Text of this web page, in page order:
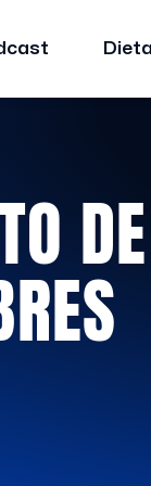
Dieta